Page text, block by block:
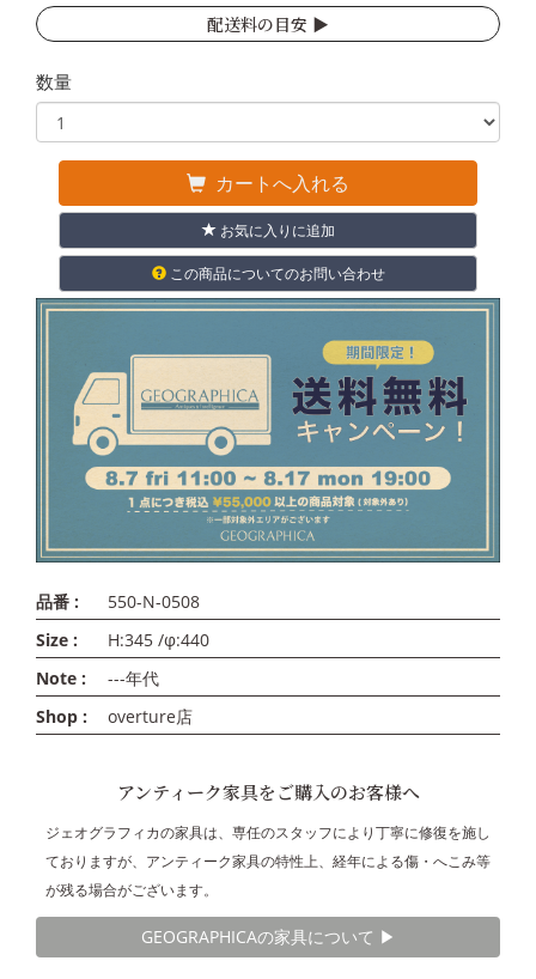
配送料の目安 ▶︎
数量
カートへ入れる
お気に入りに追加
この商品についてのお問い合わせ
品番 :
550-N-0508
Size :
H:345 /φ:440
Note :
---年代
Shop :
overture店
アンティーク家具をご購入のお客様へ
ジェオグラフィカの家具は、専任のスタッフにより丁寧に修復を施し
ておりますが、アンティーク家具の特性上、経年による傷・へこみ等
が残る場合がございます。
GEOGRAPHICAの家具について ▶︎